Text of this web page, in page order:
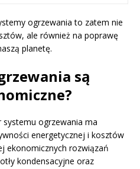
ogrzewania to zatem nie
ale również na poprawę
planetę.
są
systemu ogrzewania ma
energetycznej i kosztów
ekonomicznych rozwiązań
kondensacyjne oraz